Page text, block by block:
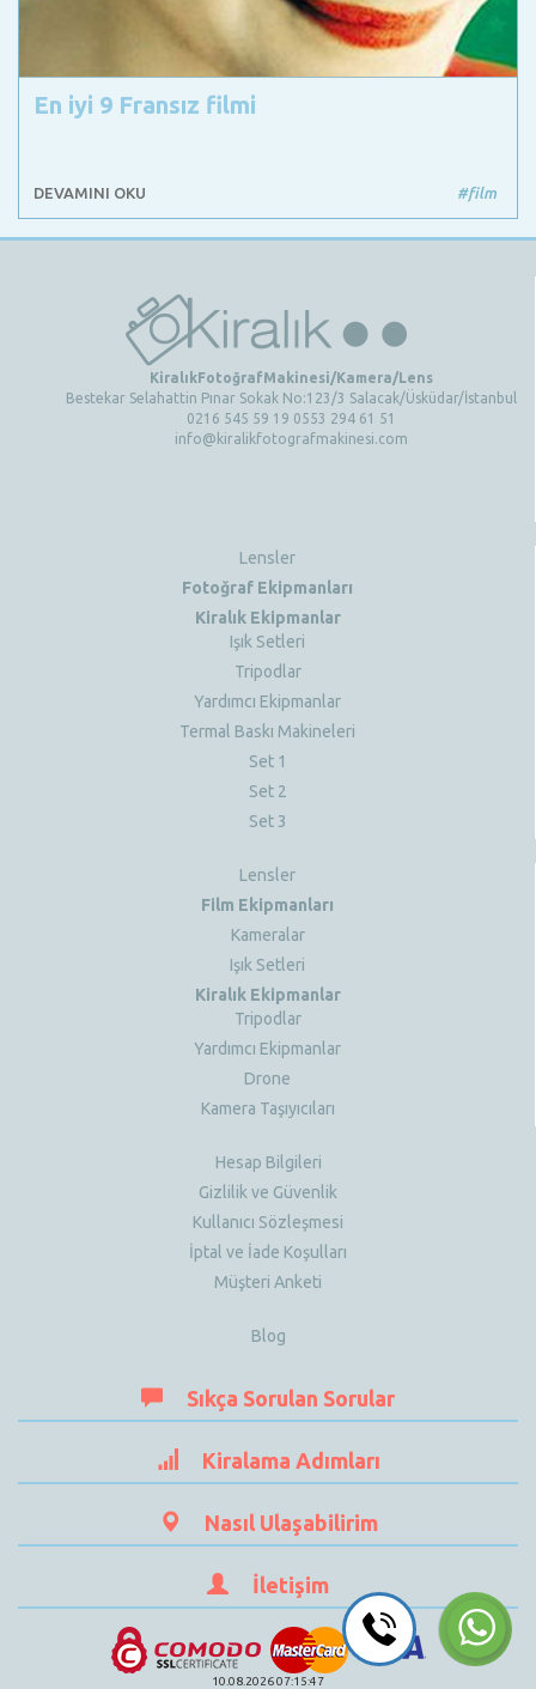
En iyi 9 Fransız filmi
DEVAMINI OKU #film
KiralıkFotoğrafMakinesi/Kamera/Lens
Bestekar Selahattin Pınar Sokak No:123/3 Salacak/Üsküdar/İstanbul
0216 545 59 19 0553 294 61 51
info@kiralikfotografmakinesi.com
Lensler
Fotoğraf Ekipmanları
Kiralık Ekipmanlar
Işık Setleri
Tripodlar
Yardımcı Ekipmanlar
Termal Baskı Makineleri
Set 1
Set 2
Set 3
Lensler
Film Ekipmanları
Kameralar
Işık Setleri
Kiralık Ekipmanlar
Tripodlar
Yardımcı Ekipmanlar
Drone
Kamera Taşıyıcıları
Hesap Bilgileri
Gizlilik ve Güvenlik
Kullanıcı Sözleşmesi
İptal ve İade Koşulları
Müşteri Anketi
Blog
Sıkça Sorulan Sorular
Kiralama Adımları
Nasıl Ulaşabilirim
İletişim
10.08.2026 07:15:47